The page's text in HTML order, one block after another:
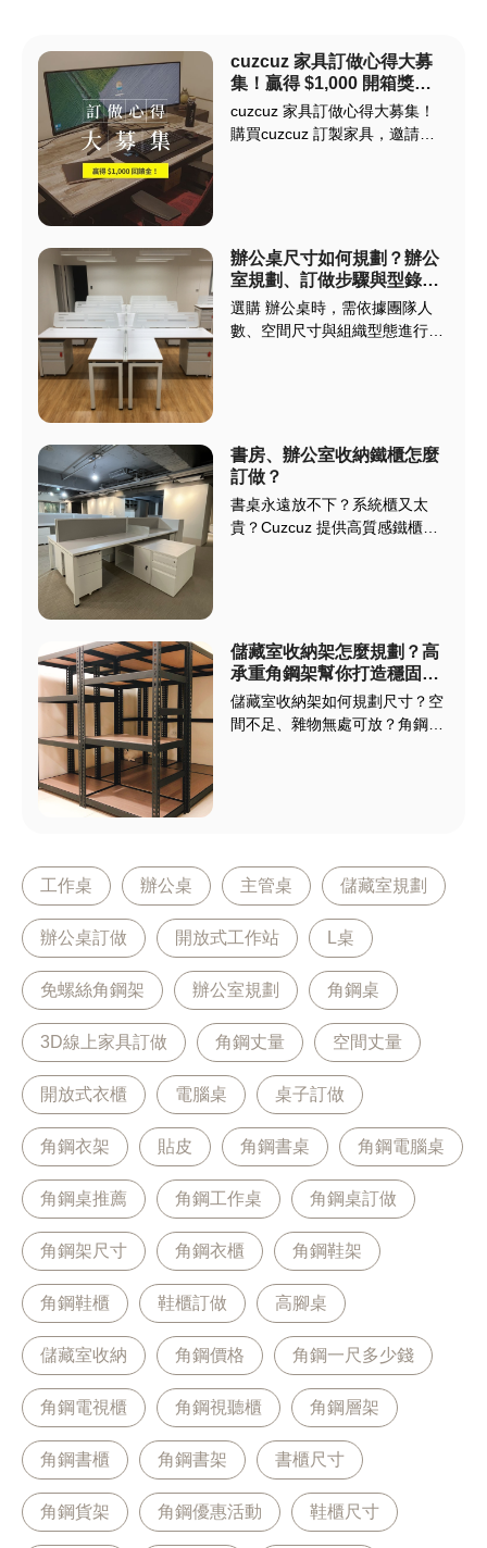
cuzcuz 家具訂做心得大募
集！贏得 $1,000 開箱獎
金！
cuzcuz 家具訂做心得大募集！
購買cuzcuz 訂製家具，邀請您
鬆訂製符合尺寸、需求的專屬家
具。
辦公桌尺寸如何規劃？辦公
室規劃、訂做步驟與型錄下
載
選購 辦公桌時，需依據團隊人
數、空間尺寸與組織型態進行規
間，2. 部門間是否需高互動，3.
空間是否需保留彈性成長餘裕。
透過合適的 OA 辦公桌配置，能
提升辦公效率，也讓整體環境更
舒適。
書房、辦公室收納鐵櫃怎麼
訂做？
書桌永遠放不下？系統櫃又太
貴？Cuzcuz 提供高質感鐵櫃訂
環境。不需花大錢做系統櫃，即
可擁有耐重、耐用、高收納的專
屬空間配置，省預算又更有彈
性。
儲藏室收納架怎麼規劃？高
承重角鋼架幫你打造穩固耐
用的收納空間！
儲藏室收納架如何規劃尺寸？空
間不足、雜物無處可放？角鋼架
工作桌 辦公桌 主管桌 儲藏室規劃
辦公桌訂做 開放式工作站 L桌
免螺絲角鋼架 辦公室規劃 角鋼桌
3D線上家具訂做 角鋼丈量 空間丈量
開放式衣櫃 電腦桌 桌子訂做
角鋼衣架 貼皮 角鋼書桌 角鋼電腦桌
角鋼桌推薦 角鋼工作桌 角鋼桌訂做
角鋼架尺寸 角鋼衣櫃 角鋼鞋架
角鋼鞋櫃 鞋櫃訂做 高腳桌
儲藏室收納 角鋼價格 角鋼一尺多少錢
角鋼電視櫃 角鋼視聽櫃 角鋼層架
角鋼書櫃 角鋼書架 書櫃尺寸
角鋼貨架 角鋼優惠活動 鞋櫃尺寸